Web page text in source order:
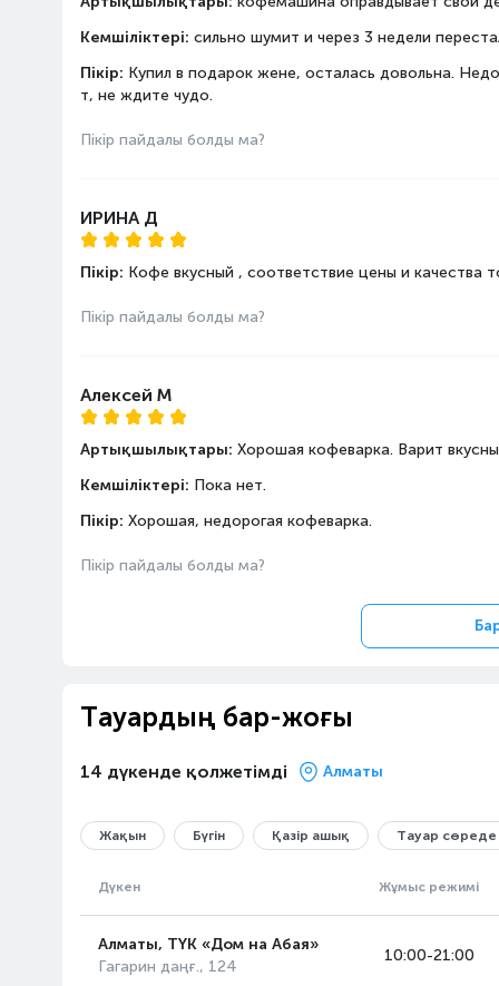
Кемшіліктері: сильно шумит и через 3 недели
Пікір: Купил в подарок жене, осталась довольна.
т, не ждите чудо.
Пікір пайдалы болды ма?
ИРИНА Д
Пікір: Кофе вкусный , соответствие цены и качества
Пікір пайдалы болды ма?
Алексей М
Артықшылықтары: Хорошая кофеварка. Варит
Кемшіліктері: Пока нет.
Пікір: Хорошая, недорогая кофеварка.
Пікір пайдалы болды ма?
Тауардың бар-жоғы
14 дүкенде қолжетімді Алматы
Жақын Бүгін Қазір ашық Тауар
Дүкен Жұмыс режимі
Алматы, ТҮК «Дом на Абая»
Гагарин даңғ., 124
10:00-21:00